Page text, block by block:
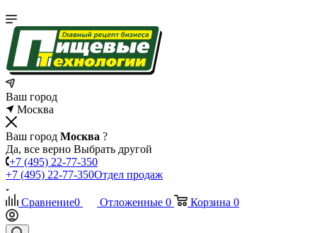
Ваш город
Москва
Ваш город Москва ?
Да, все верно Выбрать другой
+7 (495) 22-77-350
+7 (495) 22-77-350Отдел продаж
Сравнение0 Отложенные 0 Корзина 0